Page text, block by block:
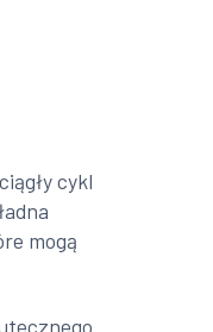
cykl
mogą